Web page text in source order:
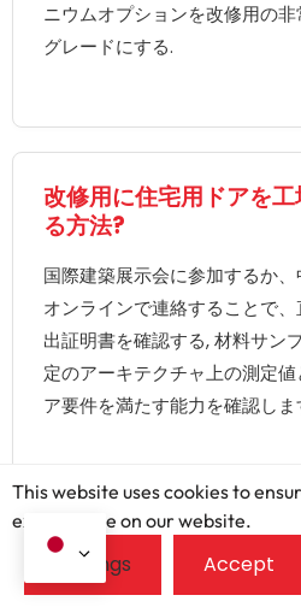
ニウムオプションを改修用の
グレードにする.
改修用に住宅用ドアを
る方法?
国際建築展示会に参加するか
オンラインで連絡することで
出証明書を確認する, 材料サン
定のアーキテクチャ上の測定
ア要件を満たす能力を確認しま
This website uses cookies to
exprerience on our website.